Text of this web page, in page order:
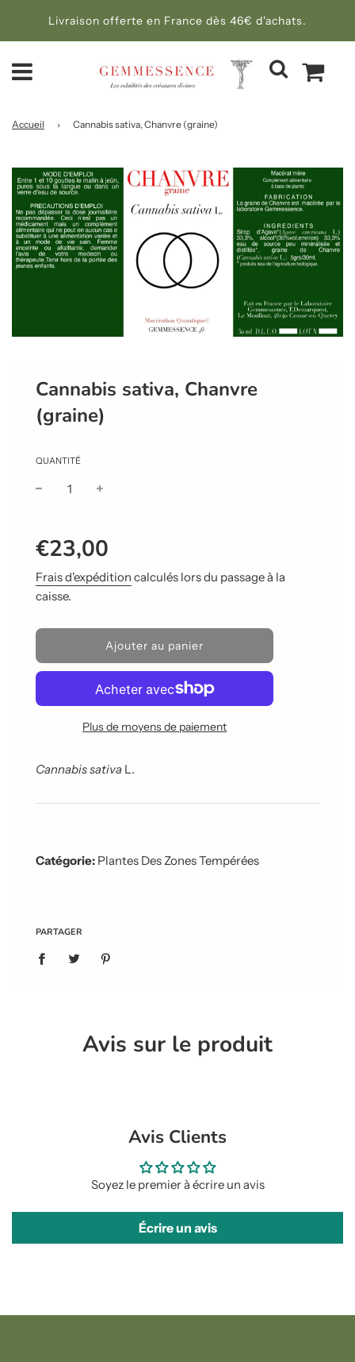
Livraison offerte en France dès 46€ d'achats.
Accueil › Cannabis sativa, Chanvre (graine)
Cannabis sativa, Chanvre
(graine)
QUANTITÉ
réduit
régulier
€23,00
Frais d'expédition calculés lors du passage à la
caisse.
C
a
r
g
e
m
n
u
Ajouter au panier
Plus de moyens de paiement
Cannabis sativa L.
Catégorie: Plantes Des Zones Tempérées
PARTAGER
Avis sur le produit
Avis Clients
Soyez le premier à écrire un avis
Écrire un avis